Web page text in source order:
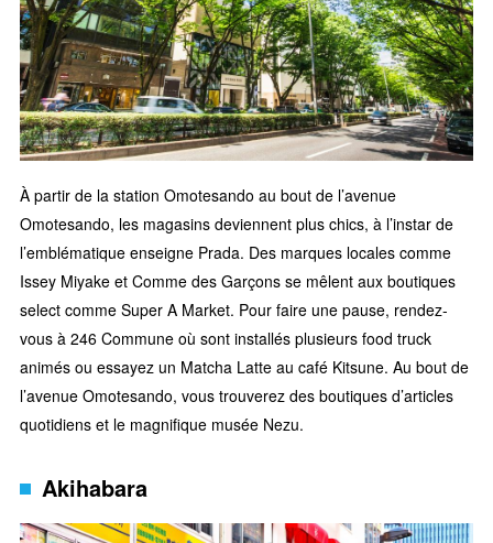
À partir de la station Omotesando au bout de l’avenue
Omotesando, les magasins deviennent plus chics, à l’instar de
l’emblématique enseigne Prada. Des marques locales comme
Issey Miyake et Comme des Garçons se mêlent aux boutiques
select comme Super A Market. Pour faire une pause, rendez-
vous à 246 Commune où sont installés plusieurs food truck
animés ou essayez un Matcha Latte au café Kitsune. Au bout de
l’avenue Omotesando, vous trouverez des boutiques d’articles
quotidiens et le magnifique musée Nezu.
Akihabara